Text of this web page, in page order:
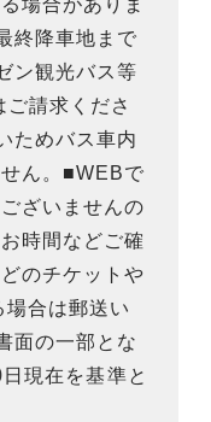
場合がありま
終降車地まで
ン観光バス等
請求くださ
ためバス車内
ん。■WEBで
ざいませんの
時間などご確
のチケットや
合は郵送い
面の一部とな
現在を基準と